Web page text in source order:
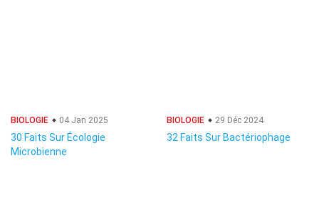
BIOLOGIE 04 Jan 2025
30 Faits Sur Écologie
Microbienne
BIOLOGIE 29 Déc 2024
32 Faits Sur Bactériophage